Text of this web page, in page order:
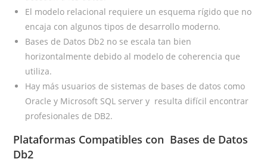
El modelo relacional requiere un esquema rígido que no
encaja con algunos tipos de desarrollo moderno.
Bases de Datos Db2 no se escala tan bien
horizontalmente debido al modelo de coherencia que
utiliza.
Hay más usuarios de sistemas de bases de datos como
Oracle y Microsoft SQL server y resulta difícil encontrar
profesionales de DB2.
Plataformas Compatibles con Bases de Datos
Db2